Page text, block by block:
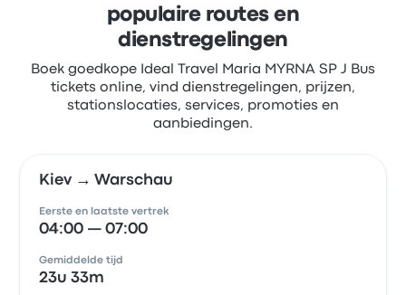
populaire routes en
dienstregelingen
Boek goedkope Ideal Travel Maria MYRNA SP J Bus
tickets online, vind dienstregelingen, prijzen,
stationslocaties, services, promoties en
aanbiedingen.
Kiev → Warschau
Eerste en laatste vertrek
04:00 — 07:00
Gemiddelde tijd
23u 33m